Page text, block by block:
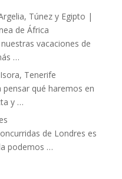
Túnez y Egipto |
de África
vacaciones de
…
Tenerife
qué haremos en
y …
de Londres es
podemos …